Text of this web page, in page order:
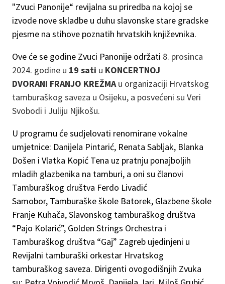
"Zvuci Panonije“ revijalna su priredba na kojoj se
izvode nove skladbe u duhu slavonske stare gradske
pjesme na stihove poznatih hrvatskih književnika.
Ove će se godine Zvuci Panonije održati 8. prosinca
2024. godine u 19 sati u KONCERTNOJ
DVORANI FRANJO KREŽMAu organizaciji Hrvatskog
tamburaškog saveza u Osijeku, a posvećeni su Veri
Svobodi i Juliju Njikošu.
U programu će sudjelovati renomirane vokalne
umjetnice: Danijela Pintarić, Renata Sabljak, Blanka
Došen i Vlatka Kopić Tena uz pratnju ponajboljih
mladih glazbenika na tamburi, a oni su članovi
Tamburaškog društva Ferdo Livadić
Samobor, Tamburaške škole Batorek, Glazbene škole
Franje Kuhača, Slavonskog tamburaškog društva
“Pajo Kolarić”, Golden Strings Orchestra i
Tamburaškog društva “Gaj” Zagreb ujedinjeni u
Revijalni tamburaški orkestar Hrvatskog
tamburaškog saveza. Dirigenti ovogodišnjih Zvuka